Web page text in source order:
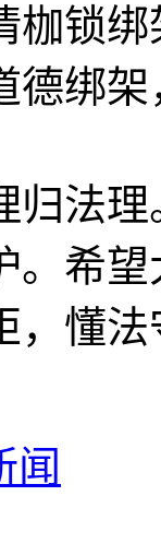
枷锁
德绑
归法
。希
，懂
闻